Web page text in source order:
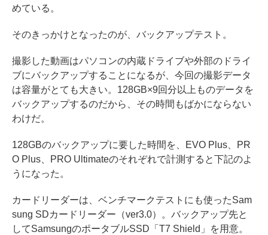
めている。
そのきっかけとなったのが、バックアップテスト。
撮影した動画はパソコンの内蔵ドライブや外部のドライ
ブにバックアップすることになるが、今回の撮影データ
は容量がとても大きい。128GB×9回分以上ものデータを
バックアップするのだから、その時間もばかにならない
わけだ。
128GBのバックアップに要した時間を、EVO Plus、PR
O Plus、PRO Ultimateのそれぞれで計測すると下記のよ
うになった。
カードリーダーは、ベンチマークテストにも使ったSam
sung SDカードリーダー（ver3.0）。バックアップ先と
してSamsungのポータブルSSD「T7 Shield」を用意。